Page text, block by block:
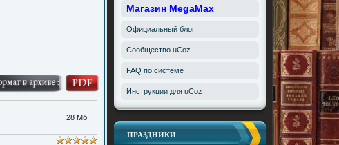
28 Мб
Магазин MegaMax
Официальный блог
Сообщество uCoz
FAQ по системе
Инструкции для uCoz
ПРАЗДНИКИ